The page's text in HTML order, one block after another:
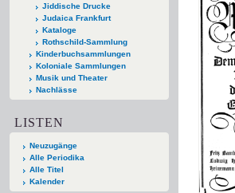
Jiddische Drucke
Judaica Frankfurt
Kataloge
Rothschild-Sammlung
Kinderbuchsammlungen
Koloniale Sammlungen
Musik und Theater
Nachlässe
LISTEN
Neuzugänge
Alle Periodika
Alle Titel
Kalender